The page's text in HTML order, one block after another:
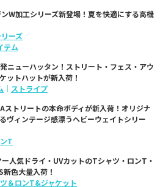
W加工シリーズ新登場！夏を快適にする高機
ーズ
テム
ニューハッタン！ストリート・フェス・アウ
ットハットが新入荷！
｜ ストライプ
ストリートの本命ボディが新入荷！オリジナ
ヴィンテージ感漂うヘビーウェイトシリー
T
人気ドライ・UVカットのTシャツ・ロンT・
色大量入荷！
＆ロンT&ジャケット